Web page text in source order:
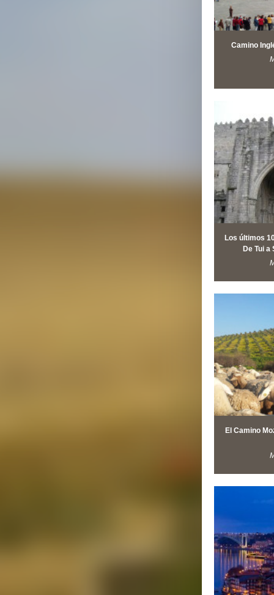
Camino
Los últimos
De Tui a
El Camino